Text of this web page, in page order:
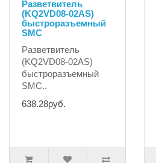
Разветвитель
(KQ2VD08-02AS)
быстроразъемный
SMC
Разветвитель
(KQ2VD08-02AS)
быстроразъемный
SMC..
638.28руб.